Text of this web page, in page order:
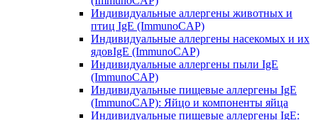
Индивидуальные аллергены животных и
птиц IgE (ImmunoCAP)
Индивидуальные аллергены насекомых и их
ядовIgE (ImmunoCAP)
Индивидуальные аллергены пыли IgE
(ImmunoCAP)
Индивидуальные пищевые аллергены IgE
(ImmunoCAP): Яйцо и компоненты яйца
Индивидуальные пищевые аллергены IgE: